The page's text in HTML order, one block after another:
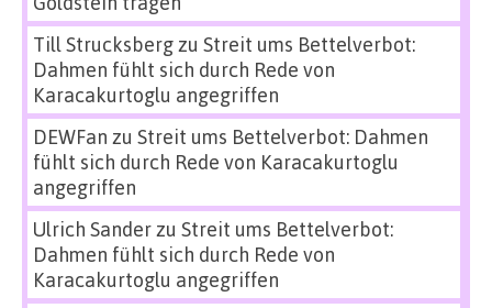
Till Strucksbergzu Streit ums Bettelverbot:
Dahmen fühlt sich durch Rede von
Karacakurtoglu angegriffen
DEWFan zu Streit ums Bettelverbot: Dahmen
fühlt sich durch Rede von Karacakurtoglu
angegriffen
Ulrich Sanderzu Streit ums Bettelverbot:
Dahmen fühlt sich durch Rede von
Karacakurtoglu angegriffen